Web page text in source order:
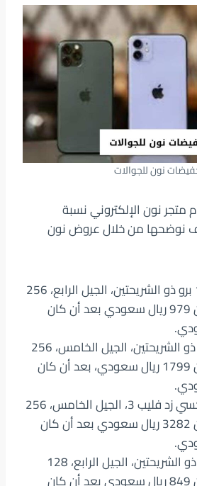
نون للجوالات
متجر نون الإلكتروني نسبة
نوضحها من خلال عروض نون
تكنو كامون 17 برو ذو الشريحتين، الجيل الرابع، 256
جيجا: السعر الآن 979 ريال سعودي بعد أن كان
شاومي 11 تي ذو الشريحتين، الجيل الخامس، 256
جيجا: السعر الآن 1799 ريال سعودي، بعد أن كان
سامسونج جلاكسي زد فليب 3، الجيل الخامس، 256
جيجا: السعر الآن 3282 ريال سعودي بعد أن كان
هونور 50 لايت ذو الشريحتين، الجيل الرابع، 128
جيجا: السعر الآن 849 ريال سعودي بعد أن كان